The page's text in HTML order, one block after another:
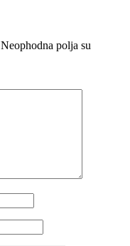
Neophodna polja su